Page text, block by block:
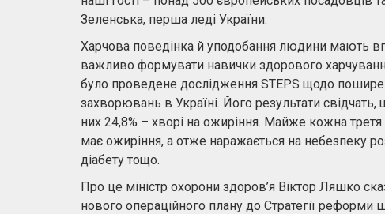
Зеленська, перша леді України.
Харчова поведінка й уподобання людини мають
важливо формувати навички здорового
було проведене дослідження STEPS щодо
захворювань в Україні. Його результати
них 24,8% – хворі на ожиріння. Майже кожна третя
має ожиріння, а отже наражається на небезпеку
діабету тощо.
Про це міністр охорони здоров’я Віктор Ляшко
нового операційного плану до Стратегії реформи